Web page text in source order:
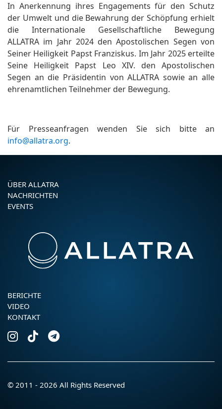
In Anerkennung ihres Engagements für den Schutz
der Umwelt und die Bewahrung der Schöpfung erhielt
die Internationale Gesellschaftliche Bewegung
ALLATRA im Jahr 2024 den Apostolischen Segen von
Seiner Heiligkeit Papst Franziskus. Im Jahr 2025 erteilte
Seine Heiligkeit Papst Leo XIV. den Apostolischen
Segen an die Präsidentin von ALLATRA sowie an alle
ehrenamtlichen Teilnehmer der Bewegung.
Für Presseanfragen wenden Sie sich bitte an
info@allatra.org.
ÜBER ALLATRA
NACHRICHTEN
EVENTS
BERICHTE
VIDEO
KONTAKT
© 2011 - 2026 All Rights Reserved